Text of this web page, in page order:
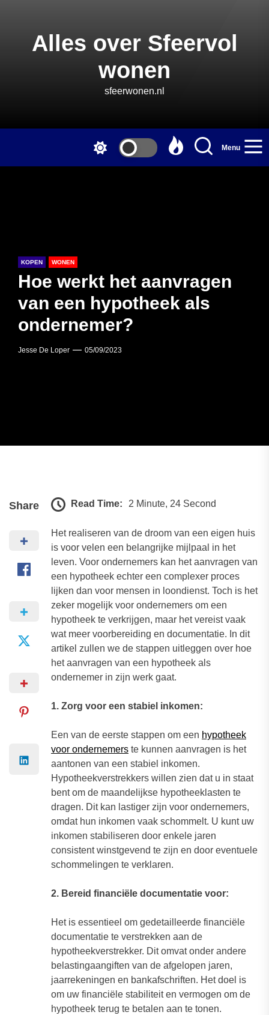
Alles over Sfeervol
wonen
sfeerwonen.nl
Menu
KOPEN WONEN
Hoe werkt het aanvragen
van een hypotheek als
ondernemer?
Jesse De Loper 05/09/2023
Share Read Time: 2 Minute, 24 Second
Het realiseren van de droom van een eigen huis
is voor velen een belangrijke mijlpaal in het
leven. Voor ondernemers kan het aanvragen van
een hypotheek echter een complexer proces
lijken dan voor mensen in loondienst. Toch is het
zeker mogelijk voor ondernemers om een
hypotheek te verkrijgen, maar het vereist vaak
wat meer voorbereiding en documentatie. In dit
artikel zullen we de stappen uitleggen over hoe
het aanvragen van een hypotheek als
ondernemer in zijn werk gaat.
1. Zorg voor een stabiel inkomen:
Een van de eerste stappen om een hypotheek
voor ondernemers te kunnen aanvragen is het
aantonen van een stabiel inkomen.
Hypotheekverstrekkers willen zien dat u in staat
bent om de maandelijkse hypotheeklasten te
dragen. Dit kan lastiger zijn voor ondernemers,
omdat hun inkomen vaak schommelt. U kunt uw
inkomen stabiliseren door enkele jaren
consistent winstgevend te zijn en door eventuele
schommelingen te verklaren.
2. Bereid financiële documentatie voor:
Het is essentieel om gedetailleerde financiële
documentatie te verstrekken aan de
hypotheekverstrekker. Dit omvat onder andere
belastingaangiften van de afgelopen jaren,
jaarrekeningen en bankafschriften. Het doel is
om uw financiële stabiliteit en vermogen om de
hypotheek terug te betalen aan te tonen.